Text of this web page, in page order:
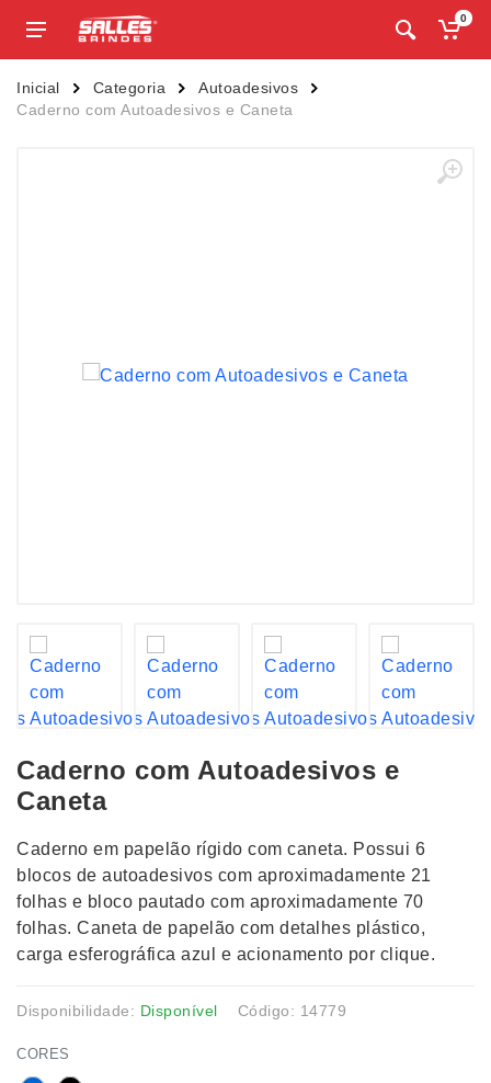
0
Inicial Categoria
Autoadesivos
Caderno com Autoadesivos e Caneta
Caderno com Autoadesivos e
Caneta
Caderno em papelão rígido com caneta. Possui 6
blocos de autoadesivos com aproximadamente 21
folhas e bloco pautado com aproximadamente 70
folhas. Caneta de papelão com detalhes plástico,
carga esferográfica azul e acionamento por clique.
Disponibilidade: Disponível Código: 14779
CORES